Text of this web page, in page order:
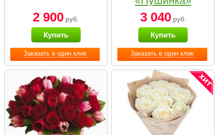
Заказать в один клик
2 900 руб.
Купить
Заказать в один клик
3 040руб.
Купить